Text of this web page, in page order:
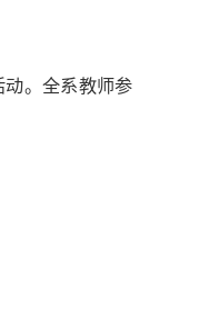
动。全系教师参